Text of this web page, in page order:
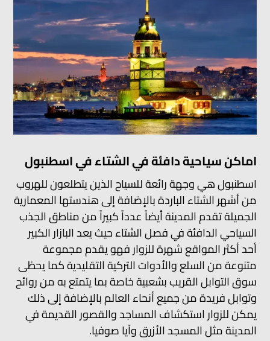
اماكن سياحية دافئة في الشتاء في اسطنبول
اسطنبول هي وجهة رائعة للسياح الذين يتطلعون للهروب
من أشهر الشتاء الباردة بالإضافة إلى هندستها المعمارية
الجميلة تقدم المدينة أيضاً عدداً كبيراً من مناطق الجذب
السياحي الدافئة في فصل الشتاء حيث يعد البازار الكبير
أحد أكثر المواقع شهرة للزوار فهو يقدم مجموعة
متنوعة من السلع والأدوات التركية التقليدية كما يحظى
سوق التوابل القريب بشعبية خاصة بما يتمتع به من روائح
وتوابل فريدة من جميع أنحاء العالم بالإضافة إلى ذلك
يمكن للزوار استكشاف المساجد والقصور القديمة في
المدينة مثل المسجد الأزرق وآيا صوفيا.